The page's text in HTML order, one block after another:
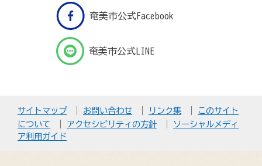
奄美市公式Facebook
奄美市公式LINE
サイトマップ お問い合わせ リンク集
このサイト
について
アクセシビリティの方針
ソーシャルメディ
ア利用ガイド